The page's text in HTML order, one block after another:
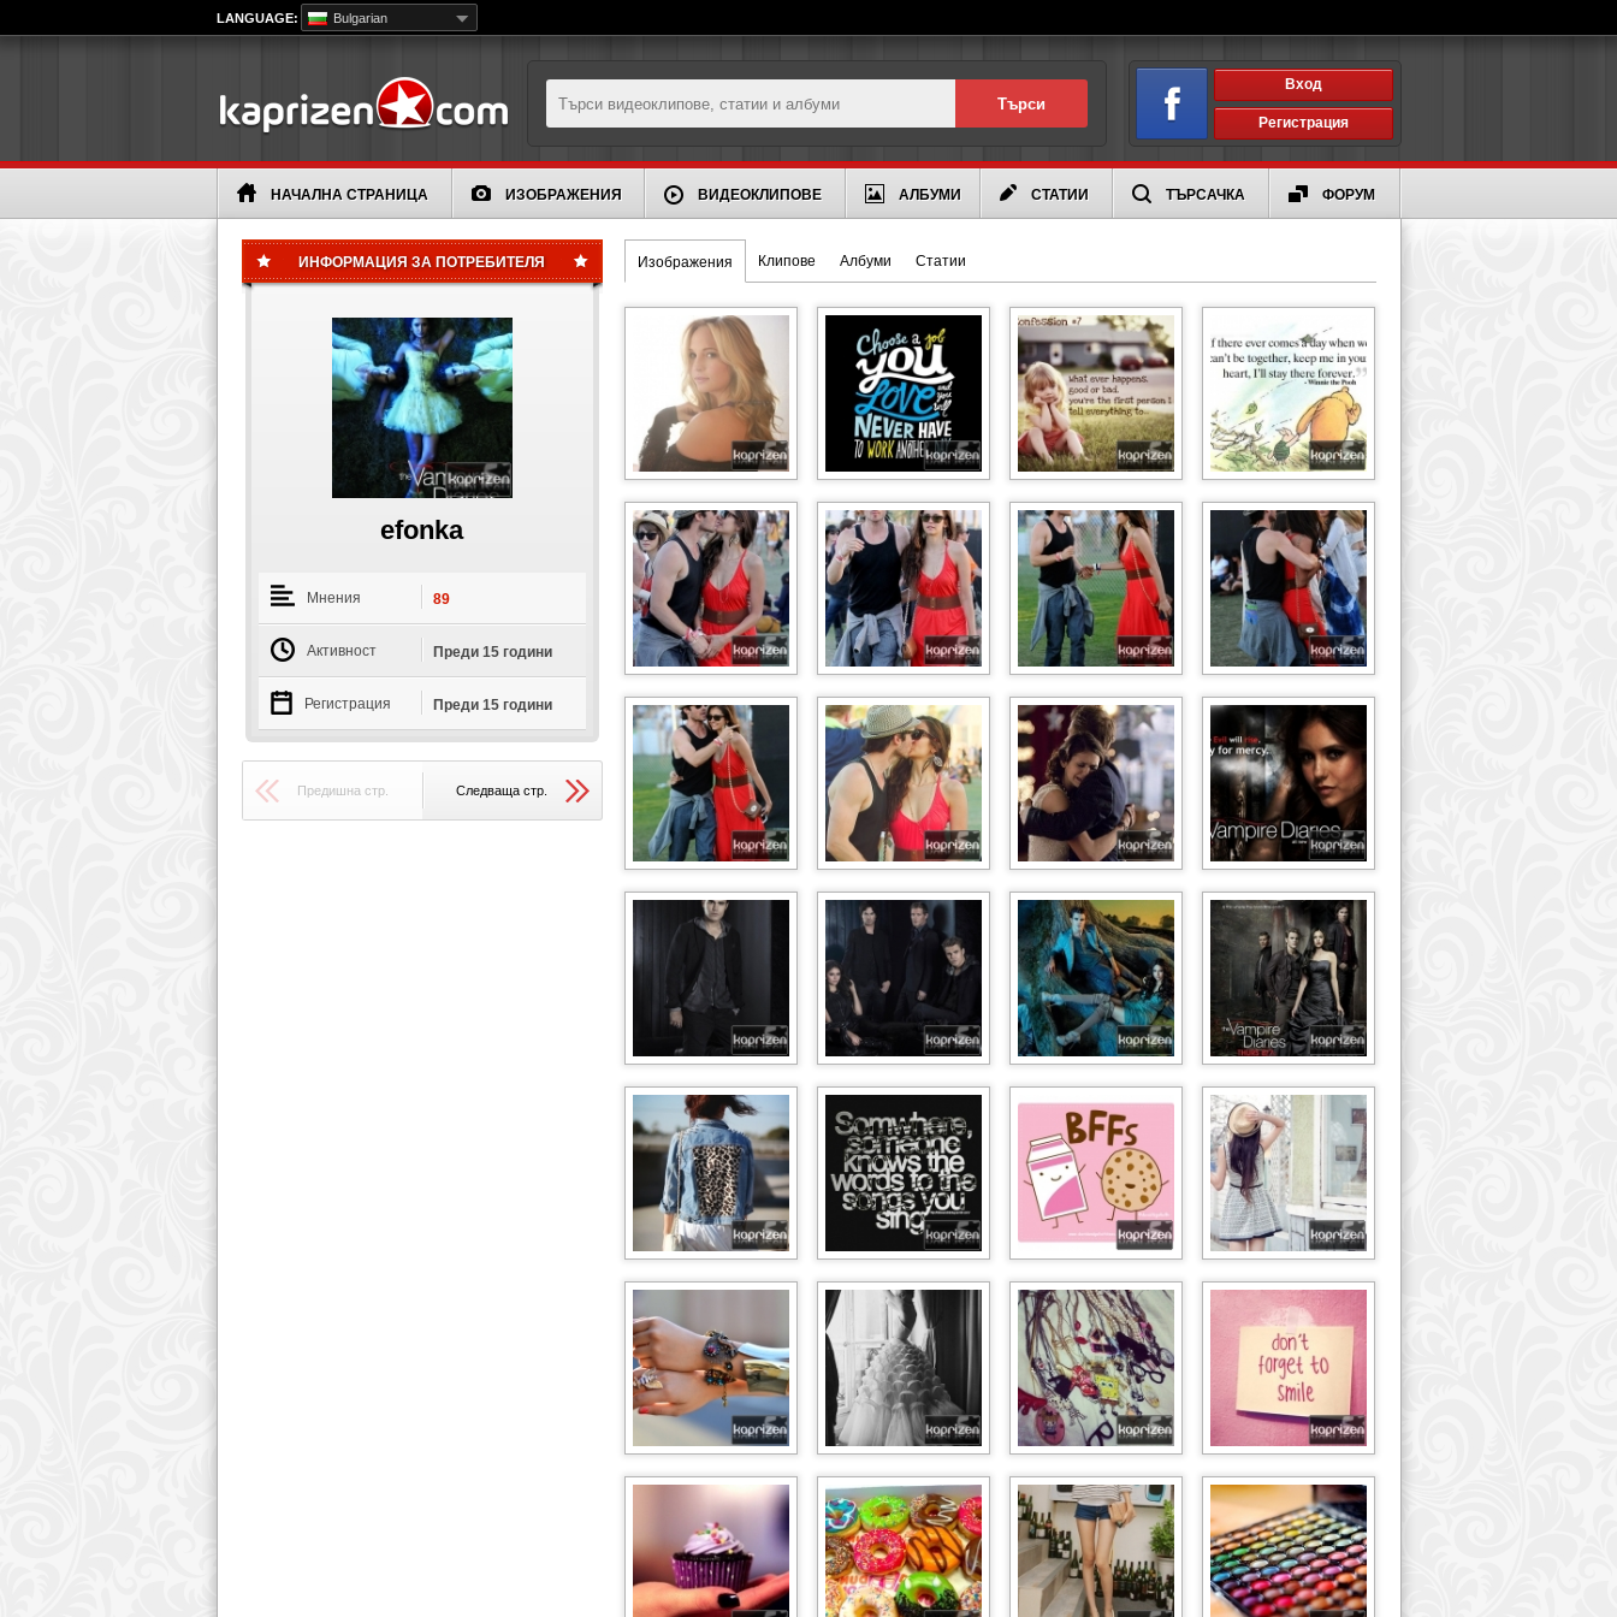
LANGUAGE: Bulgarian
Вход
Регистрация
НАЧАЛНА СТРАНИЦА ИЗОБРАЖЕНИЯ ВИДЕОКЛИПОВЕ АЛБУМИ СТАТИИ ТЪРСАЧКА ФОРУМ
ИНФОРМАЦИЯ ЗА ПОТРЕБИТЕЛЯ
efonka
Мнения 89
Активност Преди 15 години
Регистрация Преди 15 години
Предишна стр. Следваща стр.
Изображения Клипове Албуми Статии